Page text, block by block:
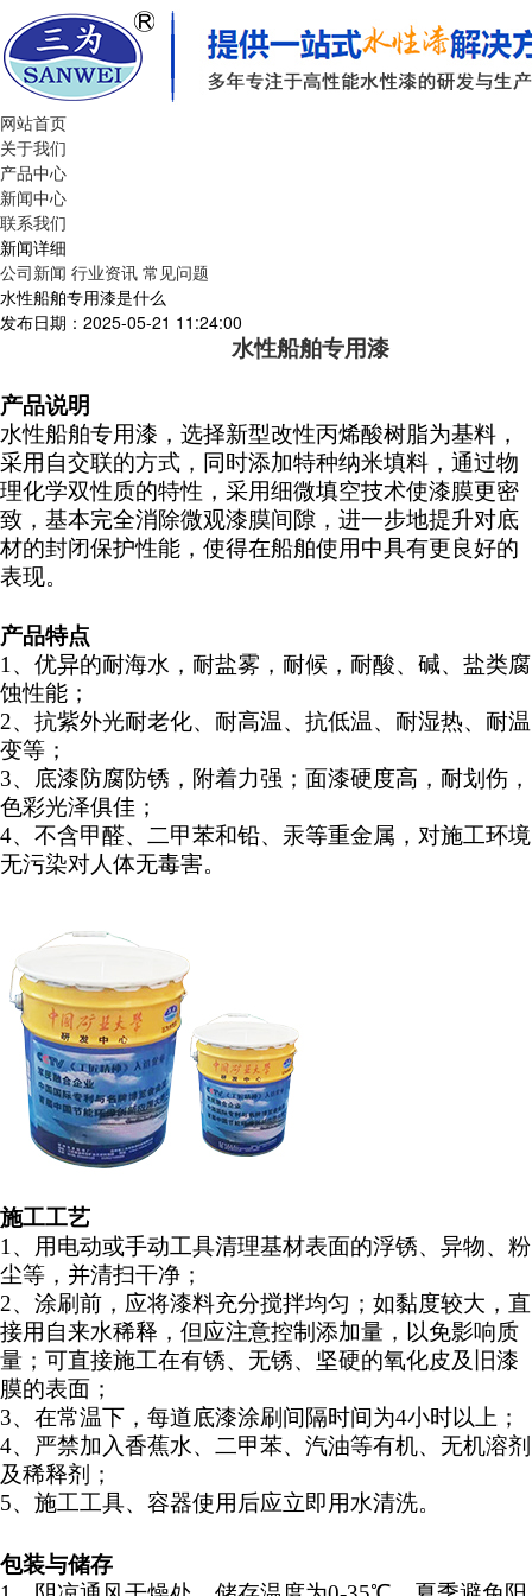
网站首页
关于我们
产品中心
新闻中心
联系我们
新闻详细
公司新闻 行业资讯 常见问题
水性船舶专用漆是什么
发布日期：2025-05-21 11:24:00
水性船舶专用漆
产品说明
水性船舶专用漆，选择新型改性丙烯酸树脂为基料，
采用自交联的方式，同时添加特种纳米填料，通过物
理化学双性质的特性，采用细微填空技术使漆膜更密
致，基本完全消除微观漆膜间隙，进一步地提升对底
材的封闭保护性能，使得在船舶使用中具有更良好的
表现。
产品特点
1、优异的耐海水，耐盐雾，耐候，耐酸、碱、盐类腐
蚀性能；
2、抗紫外光耐老化、耐高温、抗低温、耐湿热、耐温
变等；
3、底漆防腐防锈，附着力强；面漆硬度高，耐划伤，
色彩光泽俱佳；
4、不含甲醛、二甲苯和铅、汞等重金属，对施工环境
无污染对人体无毒害。
施工工艺
1、用电动或手动工具清理基材表面的浮锈、异物、粉
尘等，并清扫干净；
2、涂刷前，应将漆料充分搅拌均匀；如黏度较大，直
接用自来水稀释，但应注意控制添加量，以免影响质
量；可直接施工在有锈、无锈、坚硬的氧化皮及旧漆
膜的表面；
3、在常温下，每道底漆涂刷间隔时间为4小时以上；
4、严禁加入香蕉水、二甲苯、汽油等有机、无机溶剂
及稀释剂；
5、施工工具、容器使用后应立即用水清洗。
包装与储存